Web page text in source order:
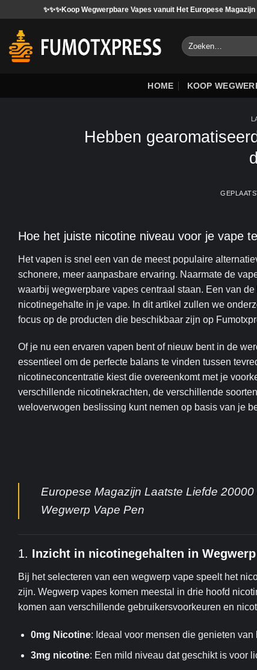
naar
inhoud
Wegwerpbare Vapes vanuit Het Europese Magazijn
Zoeken
naar:
HOME KOOP
Hebben
Hoe het juiste nicotine niveau voor je vape
Het vapen is snel een van de meest populaire
schonere, meer aanpasbare ervaring. Naarmate de
waarbij wegwerpbare vapes centraal staan. Een van
nicotinegehalte in je vape. In dit artikel zullen we
focus op de producten die beschikbaar zijn op
Of je nu een ervaren vapen bent of nieuw bent in de
essentieel om de perfecte balans te vinden tussen
nicotineconcentratie kiest die overeenkomt met je
verschillende nicotinekrachten, de verschillende
weloverwogen beslissing kunt nemen op basis van je
Europese Magazijn Laatste Liefde
Wegwerp Vape Pen
1. Inzicht in nicotinegehalten in
Bij het selecteren van een wegwerp vape speelt het
zijn. Wegwerp vapes komen meestal in drie hoofd
komen aan verschillende gebruikersvoorkeuren en
0mg Nicotine: Ideaal voor mensen die genieten
3mg nicotine: Een mild niveau dat geschikt is voor